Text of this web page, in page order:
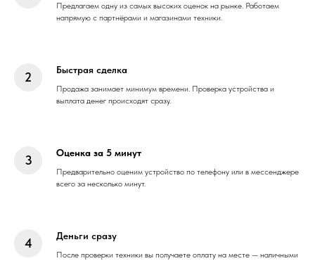
Предлагаем одну из самых высоких оценок на рынке. Работаем
напрямую с партнёрами и магазинами техники.
Быстрая сделка
Продажа занимает минимум времени. Проверка устройства и
выплата денег происходят сразу.
Оценка за 5 минут
Предварительно оценим устройство по телефону или в мессенджере
всего за несколько минут.
Деньги сразу
После проверки техники вы получаете оплату на месте — наличными